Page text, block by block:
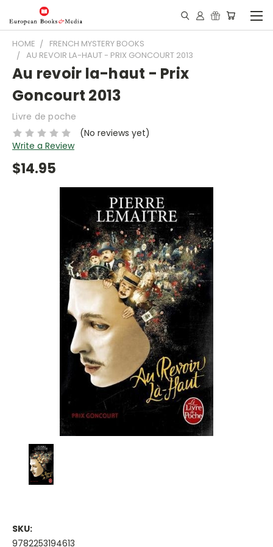
HOME
FRENCH MYSTERY BOOKS
AU REVOIR LA-HAUT - PRIX GONCOURT 2013
Au revoir la-haut - Prix
Goncourt 2013
Livre de poche
(No reviews yet)
Write a Review
$14.95
SKU:
9782253194613